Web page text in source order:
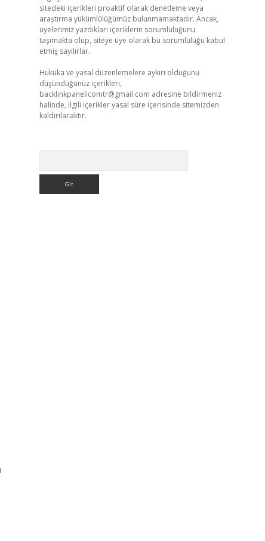
sitedeki içerikleri proaktif olarak denetleme veya
araştırma yükümlülüğümüz bulunmamaktadır. Ancak,
üyelerimiz yazdıkları içeriklerin sorumluluğunu
taşımakta olup, siteye üye olarak bu sorumluluğu kabul
etmiş sayılırlar.
Hukuka ve yasal düzenlemelere aykırı olduğunu
düşündüğünüz içerikleri,
backlinkpanelicomtr@gmail.com adresine bildirmeniz
halinde, ilgili içerikler yasal süre içerisinde sitemizden
kaldırılacaktır.